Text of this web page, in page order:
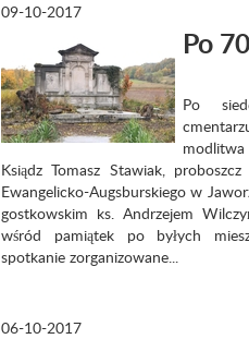
09-10-2017
Po
Po
Ksiądz Tomasz Stawiak,
Ewangelicko-Augsburskiego w
gostkowskim ks. Andrzejem
wśród pamiątek po byłych
spotkanie zorganizowane...
06-10-2017